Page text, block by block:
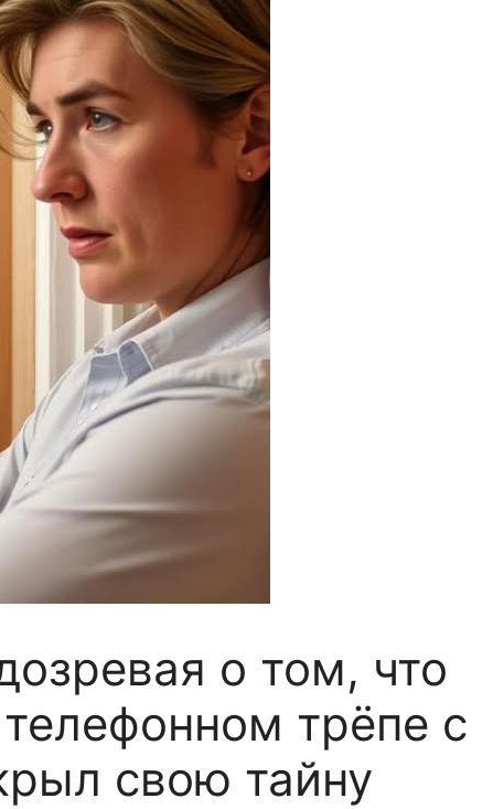
о том, что
трёпе с
свою тайну